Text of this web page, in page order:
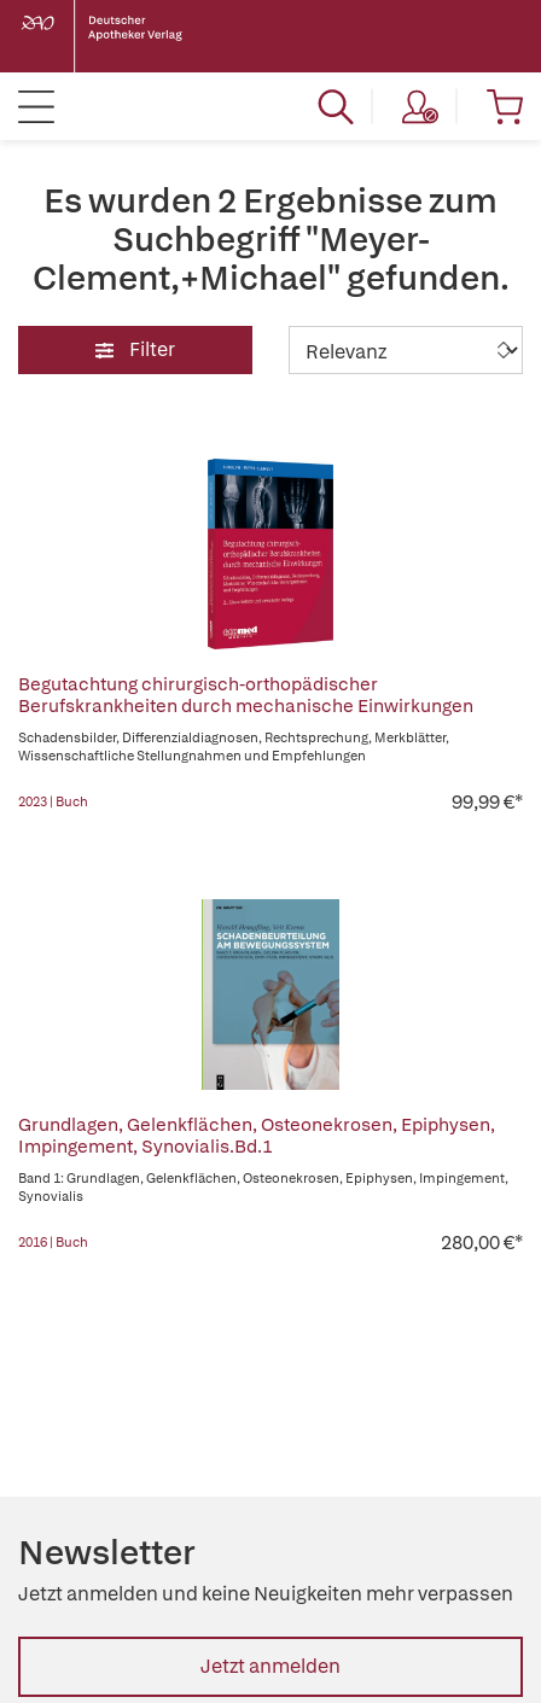
Es wurden 2 Ergebnisse zum
Suchbegriff "Meyer-
Clement,+Michael" gefunden.
Filter
Begutachtung chirurgisch-orthopädischer
Berufskrankheiten durch mechanische Einwirkungen
Schadensbilder, Differenzialdiagnosen, Rechtsprechung, Merkblätter,
Wissenschaftliche Stellungnahmen und Empfehlungen
2023 | Buch 99,99 €*
Grundlagen, Gelenkflächen, Osteonekrosen, Epiphysen,
Impingement, Synovialis.Bd.1
Band 1: Grundlagen, Gelenkflächen, Osteonekrosen, Epiphysen, Impingement,
Synovialis
2016 | Buch 280,00 €*
Newsletter
Jetzt anmelden und keine Neuigkeiten mehr verpassen
Jetzt anmelden